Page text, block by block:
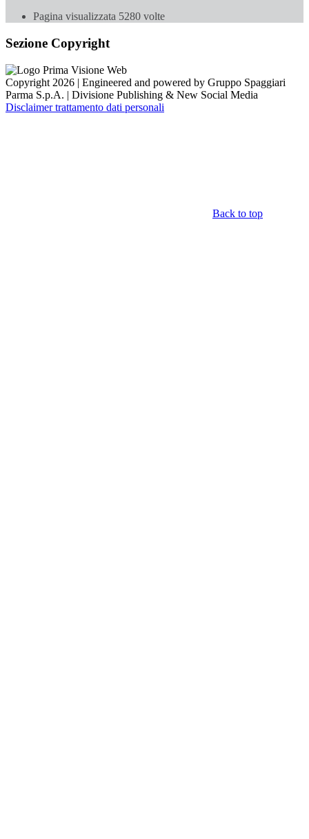
Pagina visualizzata 5280 volte
Sezione Copyright
Copyright 2026 | Engineered and powered by Gruppo Spaggiari
Parma S.p.A. | Divisione Publishing & New Social Media
Disclaimer trattamento dati personali
Back to top